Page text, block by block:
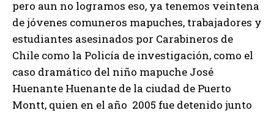
pero aun no logramos eso, ya tenemos veintena
de jóvenes comuneros mapuches, trabajadores y
estudiantes asesinados por Carabineros de
Chile como la Policía de investigación, como el
caso dramático del niño mapuche José
Huenante Huenante de la ciudad de Puerto
Montt, quien en el año 2005 fue detenido junto